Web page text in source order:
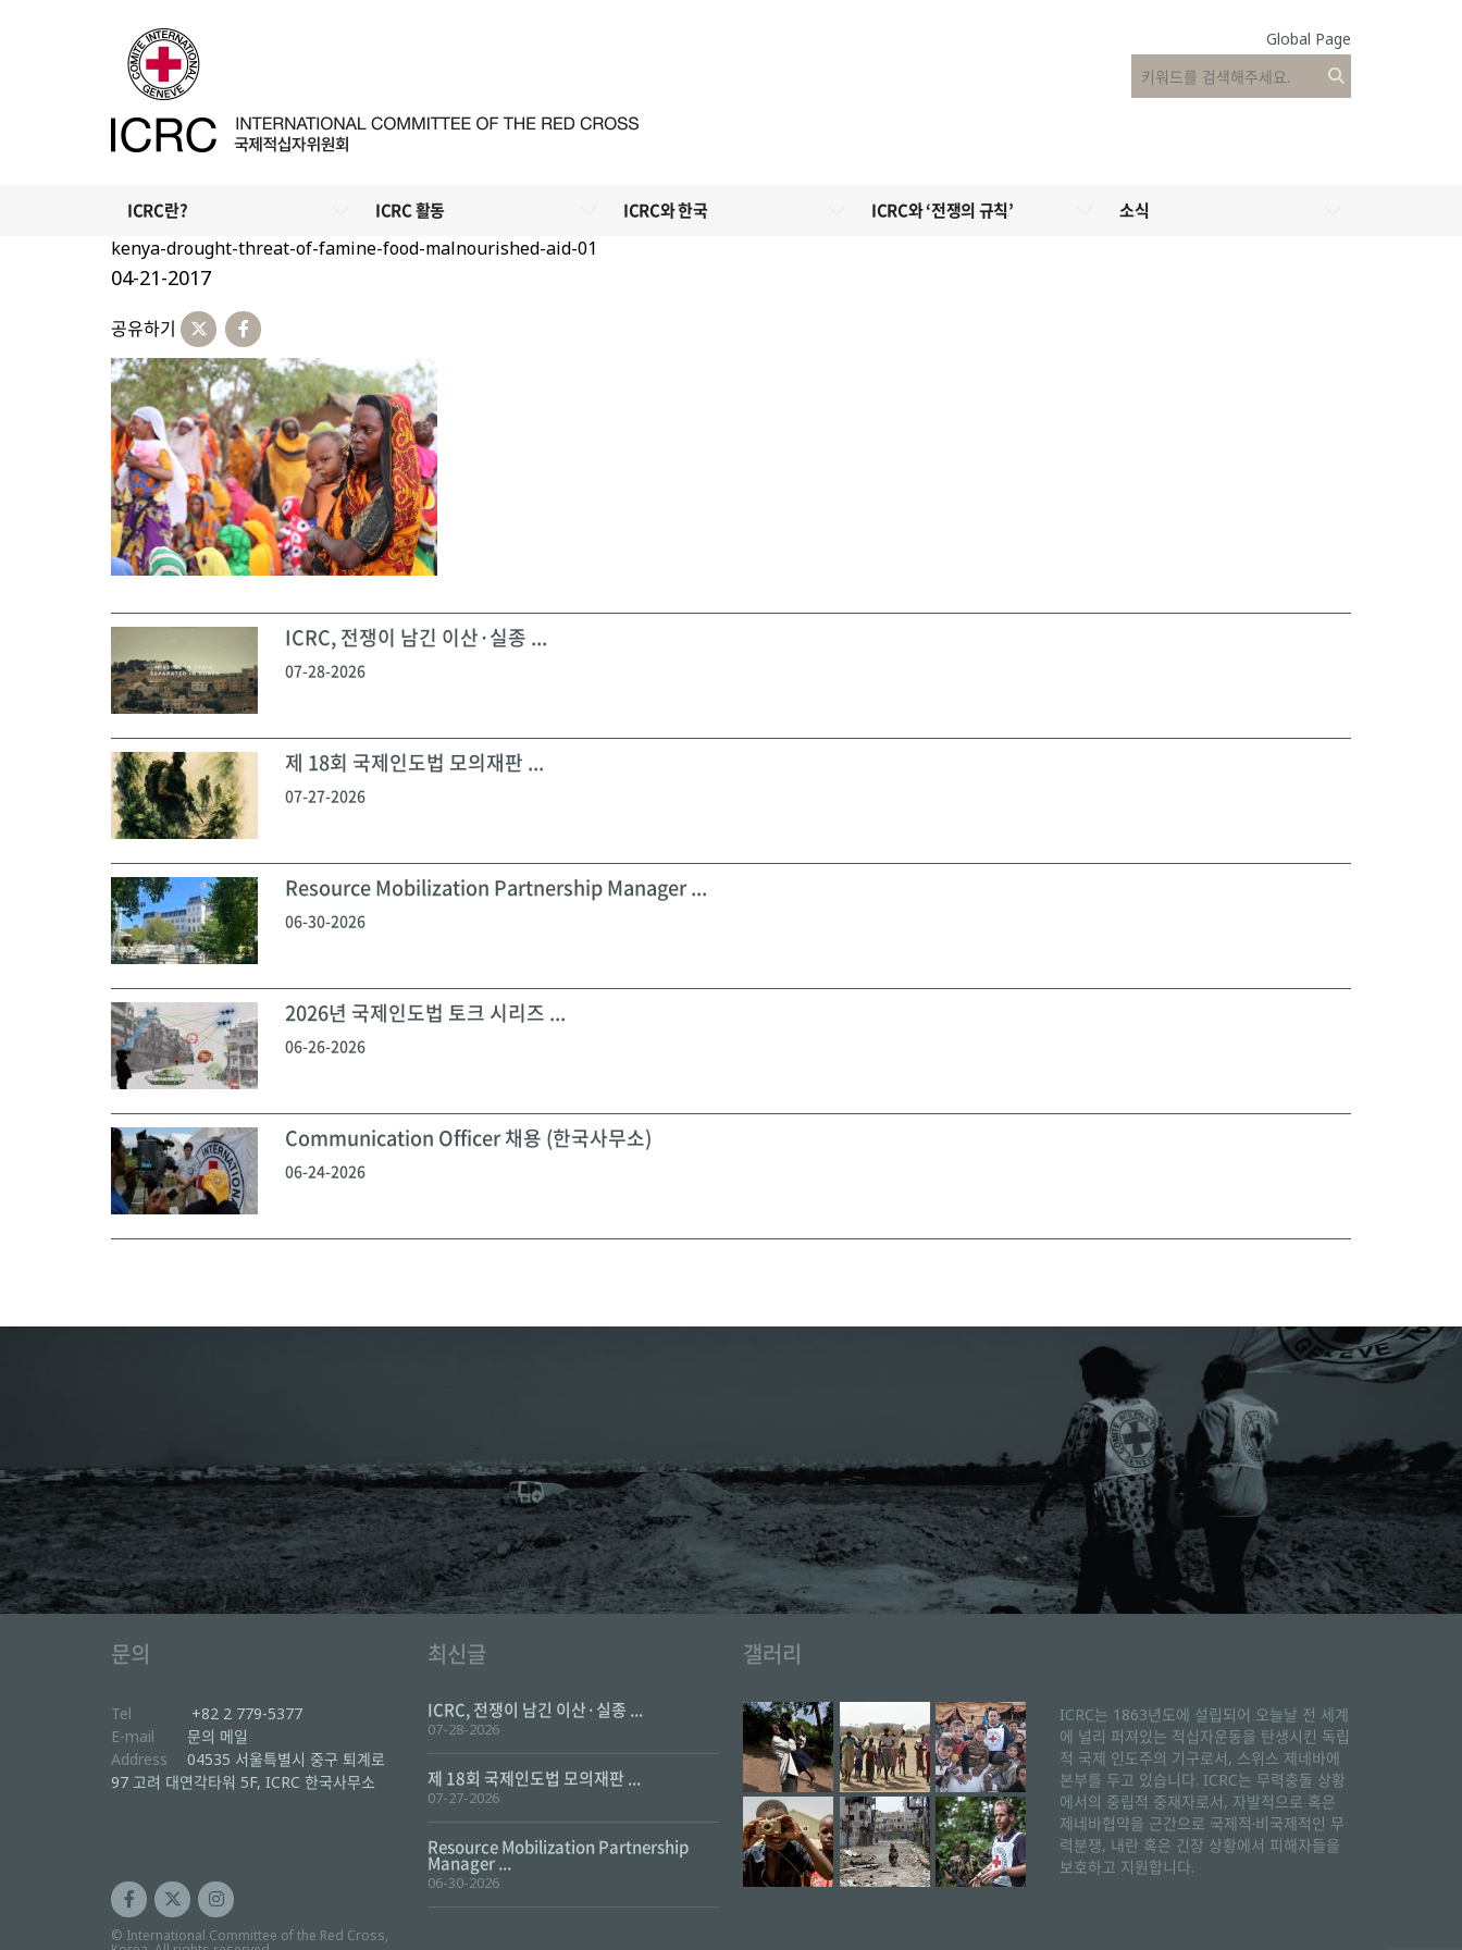
Global Page
ICRC란? ICRC 활동 ICRC와 한국 ICRC와 ‘전쟁의 규칙’
소식
kenya-drought-threat-of-famine-food-malnourished-aid-01
04-21-2017
공유하기
ICRC, 전쟁이 남긴 이산·실종 ...
07-28-2026
제 18회 국제인도법 모의재판 ...
07-27-2026
Resource Mobilization Partnership Manager ...
06-30-2026
2026년 국제인도법 토크 시리즈 ...
06-26-2026
Communication Officer 채용 (한국사무소)
06-24-2026
문의
Tel
+82 2 779-5377
E-mail
문의 메일
Address
04535 서울특별시 중구 퇴계로
97 고려 대연각타워 5F, ICRC 한국사무소
© International Committee of the Red Cross,
최신글
ICRC, 전쟁이 남긴 이산·실종 ...
07-28-2026
제 18회 국제인도법 모의재판 ...
07-27-2026
Resource Mobilization Partnership
Manager ...
06-30-2026
갤러리
ICRC는 1863년도에 설립되어 오늘날 전 세계
에 널리 퍼져있는 적십자운동을 탄생시킨 독립
적 국제 인도주의 기구로서, 스위스 제네바에
본부를 두고 있습니다. ICRC는 무력충돌 상황
에서의 중립적 중재자로서, 자발적으로 혹은
제네바협약을 근간으로 국제적·비국제적인 무
력분쟁, 내란 혹은 긴장 상황에서 피해자들을
보호하고 지원합니다.